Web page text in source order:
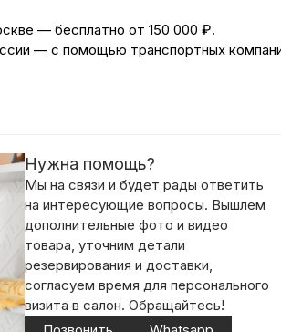
— бесплатно от 150 000 ₽.
— с помощью транспортных
Нужна помощь?
Мы на связи и будет рады ответить
на интересующие вопросы. Вышлем
дополнительные фото и видео
товара, уточним детали
резервирования и доставки,
согласуем время для персонального
визита в салон. Обращайтесь!